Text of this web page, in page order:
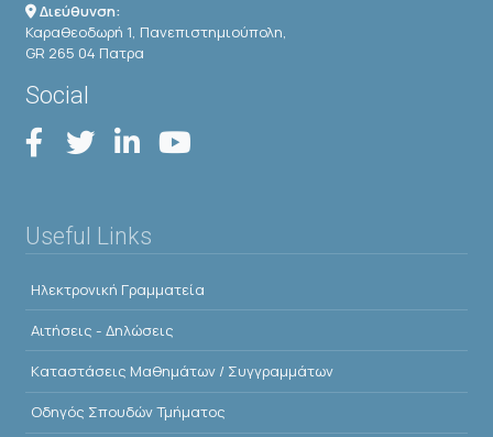
Διεύθυνση:
Καραθεοδωρή 1, Πανεπιστημιούπολη,
GR 265 04 Πατρα
Social
Useful Links
Ηλεκτρονική Γραμματεία
Αιτήσεις - Δηλώσεις
Kαταστάσεις Μαθημάτων / Συγγραμμάτων
Οδηγός Σπουδών Τμήματος